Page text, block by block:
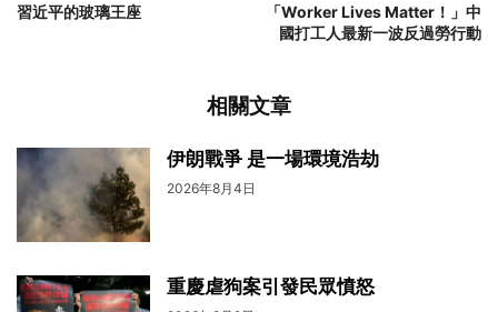
習近平的玻璃王座
「Worker Lives Matter！」中
國打工人最新一波反過勞行動
相關文章
伊朗戰爭 是一場環境浩劫
2026年8月4日
重慶虐狗案引發民眾憤怒